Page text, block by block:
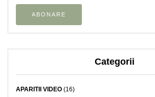
Categorii
APARITII VIDEO (16)